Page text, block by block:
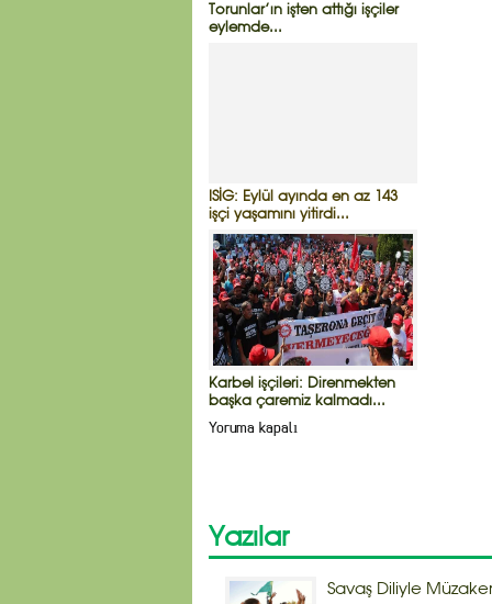
Torunlar’ın işten attığı işçiler
eylemde...
ISİG: Eylül ayında en az 143
işçi yaşamını yitirdi...
Karbel işçileri: Direnmekten
başka çaremiz kalmadı...
Yoruma kapalı
Yazılar
Savaş Diliyle